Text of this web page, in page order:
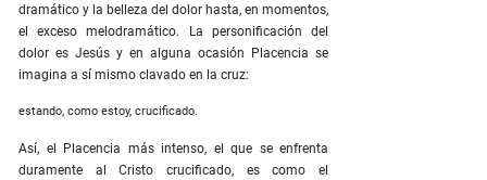
dramático y la belleza del dolor hasta, en momentos,
el exceso melodramático. La personificación del
dolor es Jesús y en alguna ocasión Placencia se
imagina a sí mismo clavado en la cruz:
estando, como estoy, crucificado.
Así, el Placencia más intenso, el que se enfrenta
duramente al Cristo crucificado, es como el